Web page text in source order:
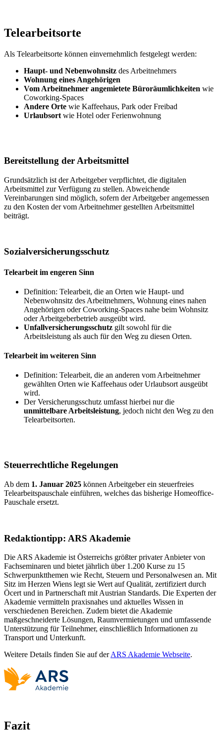
Telearbeitsorte
Als Telearbeitsorte können einvernehmlich festgelegt werden:
Haupt- und Nebenwohnsitz des Arbeitnehmers
Wohnung eines Angehörigen
Vom Arbeitnehmer angemietete Büroräumlichkeiten wie
Coworking-Spaces
Andere Orte wie Kaffeehaus, Park oder Freibad
Urlaubsort wie Hotel oder Ferienwohnung
Bereitstellung der Arbeitsmittel
Grundsätzlich ist der Arbeitgeber verpflichtet, die digitalen
Arbeitsmittel zur Verfügung zu stellen. Abweichende
Vereinbarungen sind möglich, sofern der Arbeitgeber angemessen
zu den Kosten der vom Arbeitnehmer gestellten Arbeitsmittel
beiträgt.
Sozialversicherungsschutz
Telearbeit im engeren Sinn
Definition: Telearbeit, die an Orten wie Haupt- und
Nebenwohnsitz des Arbeitnehmers, Wohnung eines nahen
Angehörigen oder Coworking-Spaces nahe beim Wohnsitz
oder Arbeitgeberbetrieb ausgeübt wird.
Unfallversicherungsschutz gilt sowohl für die
Arbeitsleistung als auch für den Weg zu diesen Orten.
Telearbeit im weiteren Sinn
Definition: Telearbeit, die an anderen vom Arbeitnehmer
gewählten Orten wie Kaffeehaus oder Urlaubsort ausgeübt
wird.
Der Versicherungsschutz umfasst hierbei nur die
unmittelbare Arbeitsleistung, jedoch nicht den Weg zu den
Telearbeitsorten.
Steuerrechtliche Regelungen
Ab dem 1. Januar 2025 können Arbeitgeber ein steuerfreies
Telearbeitspauschale einführen, welches das bisherige Homeoffice-
Pauschale ersetzt.
Redaktiontipp: ARS Akademie
Die ARS Akademie ist Österreichs größter privater Anbieter von
Fachseminaren und bietet jährlich über 1.200 Kurse zu 15
Schwerpunktthemen wie Recht, Steuern und Personalwesen an. Mit
Sitz im Herzen Wiens legt sie Wert auf Qualität, zertifiziert durch
Öcert und in Partnerschaft mit Austrian Standards. Die Experten der
Akademie vermitteln praxisnahes und aktuelles Wissen in
verschiedenen Bereichen. Zudem bietet die Akademie
maßgeschneiderte Lösungen, Raumvermietungen und umfassende
Unterstützung für Teilnehmer, einschließlich Informationen zu
Transport und Unterkunft.
Weitere Details finden Sie auf derARS Akademie Webseite.
Fazit